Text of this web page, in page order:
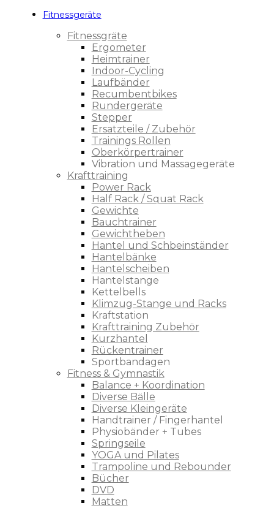
Fitnessgeräte
Fitnessgräte
Ergometer
Heimtrainer
Indoor-Cycling
Laufbänder
Recumbentbikes
Rundergeräte
Stepper
Ersatzteile / Zubehör
Trainings Rollen
Oberkörpertrainer
Vibration und Massagegeräte
Krafttraining
Power Rack
Half Rack / Squat Rack
Gewichte
Bauchtrainer
Gewichtheben
Hantel und Schbeinständer
Hantelbänke
Hantelscheiben
Hantelstange
Kettelbells
Klimzug-Stange und Racks
Kraftstation
Krafttraining Zubehör
Kurzhantel
Rückentrainer
Sportbandagen
Fitness & Gymnastik
Balance + Koordination
Diverse Bälle
Diverse Kleingeräte
Handtrainer / Fingerhantel
Physiobänder + Tubes
Springseile
YOGA und Pilates
Trampoline und Rebounder
Bücher
DVD
Matten